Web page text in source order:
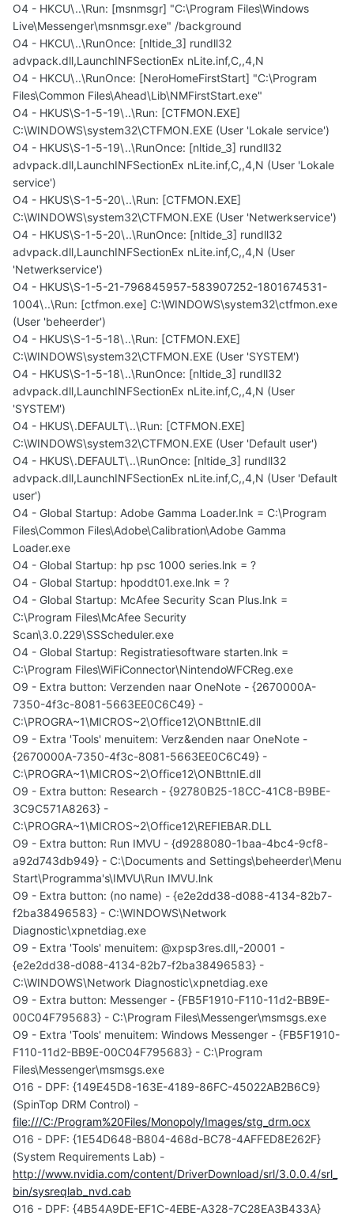
O4 - HKCU\..\Run: [msnmsgr] "C:\Program Files\Windows
Live\Messenger\msnmsgr.exe" /background
O4 - HKCU\..\RunOnce: [nltide_3] rundll32
advpack.dll,LaunchINFSectionEx nLite.inf,C,,4,N
O4 - HKCU\..\RunOnce: [NeroHomeFirstStart] "C:\Program
Files\Common Files\Ahead\Lib\NMFirstStart.exe"
O4 - HKUS\S-1-5-19\..\Run: [CTFMON.EXE]
C:\WINDOWS\system32\CTFMON.EXE (User 'Lokale service')
O4 - HKUS\S-1-5-19\..\RunOnce: [nltide_3] rundll32
advpack.dll,LaunchINFSectionEx nLite.inf,C,,4,N (User 'Lokale
service')
O4 - HKUS\S-1-5-20\..\Run: [CTFMON.EXE]
C:\WINDOWS\system32\CTFMON.EXE (User 'Netwerkservice')
O4 - HKUS\S-1-5-20\..\RunOnce: [nltide_3] rundll32
advpack.dll,LaunchINFSectionEx nLite.inf,C,,4,N (User
'Netwerkservice')
O4 - HKUS\S-1-5-21-796845957-583907252-1801674531-
1004\..\Run: [ctfmon.exe] C:\WINDOWS\system32\ctfmon.exe
(User 'beheerder')
O4 - HKUS\S-1-5-18\..\Run: [CTFMON.EXE]
C:\WINDOWS\system32\CTFMON.EXE (User 'SYSTEM')
O4 - HKUS\S-1-5-18\..\RunOnce: [nltide_3] rundll32
advpack.dll,LaunchINFSectionEx nLite.inf,C,,4,N (User
'SYSTEM')
O4 - HKUS\.DEFAULT\..\Run: [CTFMON.EXE]
C:\WINDOWS\system32\CTFMON.EXE (User 'Default user')
O4 - HKUS\.DEFAULT\..\RunOnce: [nltide_3] rundll32
advpack.dll,LaunchINFSectionEx nLite.inf,C,,4,N (User 'Default
user')
O4 - Global Startup: Adobe Gamma Loader.lnk = C:\Program
Files\Common Files\Adobe\Calibration\Adobe Gamma
Loader.exe
O4 - Global Startup: hp psc 1000 series.lnk = ?
O4 - Global Startup: hpoddt01.exe.lnk = ?
O4 - Global Startup: McAfee Security Scan Plus.lnk =
C:\Program Files\McAfee Security
Scan\3.0.229\SSScheduler.exe
O4 - Global Startup: Registratiesoftware starten.lnk =
C:\Program Files\WiFiConnector\NintendoWFCReg.exe
O9 - Extra button: Verzenden naar OneNote - {2670000A-
7350-4f3c-8081-5663EE0C6C49} -
C:\PROGRA~1\MICROS~2\Office12\ONBttnIE.dll
O9 - Extra 'Tools' menuitem: Verz&enden naar OneNote -
{2670000A-7350-4f3c-8081-5663EE0C6C49} -
C:\PROGRA~1\MICROS~2\Office12\ONBttnIE.dll
O9 - Extra button: Research - {92780B25-18CC-41C8-B9BE-
3C9C571A8263} -
C:\PROGRA~1\MICROS~2\Office12\REFIEBAR.DLL
O9 - Extra button: Run IMVU - {d9288080-1baa-4bc4-9cf8-
a92d743db949} - C:\Documents and Settings\beheerder\Menu
Start\Programma's\IMVU\Run IMVU.lnk
O9 - Extra button: (no name) - {e2e2dd38-d088-4134-82b7-
f2ba38496583} - C:\WINDOWS\Network
Diagnostic\xpnetdiag.exe
O9 - Extra 'Tools' menuitem: @xpsp3res.dll,-20001 -
{e2e2dd38-d088-4134-82b7-f2ba38496583} -
C:\WINDOWS\Network Diagnostic\xpnetdiag.exe
O9 - Extra button: Messenger - {FB5F1910-F110-11d2-BB9E-
00C04F795683} - C:\Program Files\Messenger\msmsgs.exe
O9 - Extra 'Tools' menuitem: Windows Messenger - {FB5F1910-
F110-11d2-BB9E-00C04F795683} - C:\Program
Files\Messenger\msmsgs.exe
O16 - DPF: {149E45D8-163E-4189-86FC-45022AB2B6C9}
(SpinTop DRM Control) -
file:///C:/Program%20Files/Monopoly/Images/stg_drm.ocx
O16 - DPF: {1E54D648-B804-468d-BC78-4AFFED8E262F}
(System Requirements Lab) -
http://www.nvidia.com/content/DriverDownload/srl/3.0.0.4/srl_
bin/sysreqlab_nvd.cab
O16 - DPF: {4B54A9DE-EF1C-4EBE-A328-7C28EA3B433A}